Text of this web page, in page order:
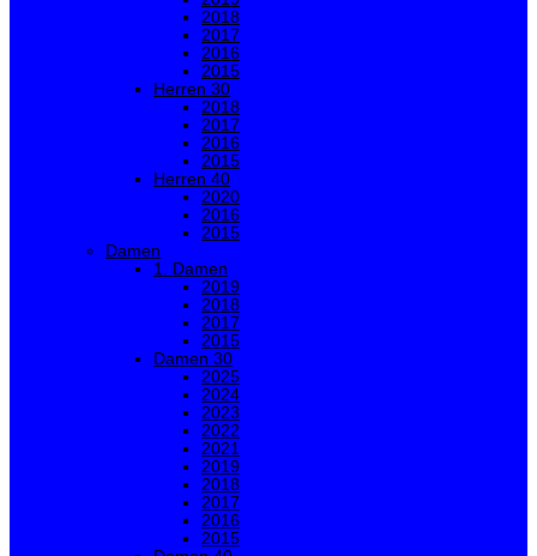
2018
2017
2016
2015
Herren 30
2018
2017
2016
2015
Herren 40
2020
2016
2015
Damen
1. Damen
2019
2018
2017
2015
Damen 30
2025
2024
2023
2022
2021
2019
2018
2017
2016
2015